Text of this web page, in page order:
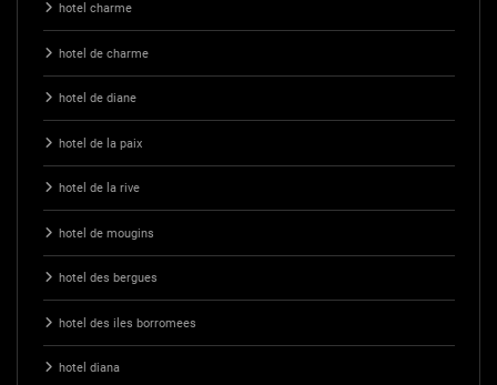
hotel charme
hotel de charme
hotel de diane
hotel de la paix
hotel de la rive
hotel de mougins
hotel des bergues
hotel des iles borromees
hotel diana